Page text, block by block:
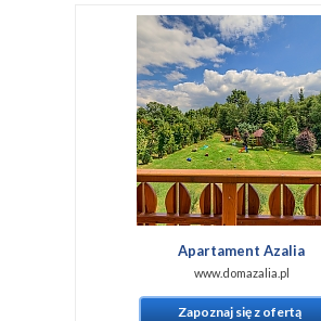
Apartament Azalia
www.domazalia.pl
Zapoznaj się z ofertą